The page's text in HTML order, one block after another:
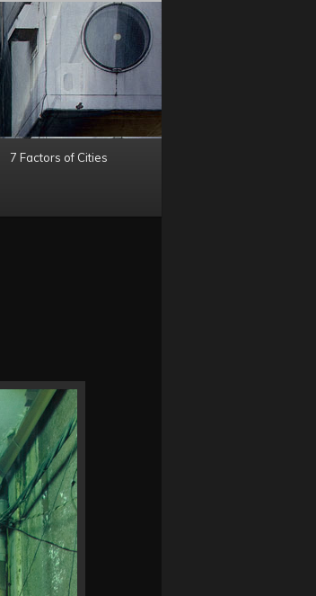
7 Factors of Cities